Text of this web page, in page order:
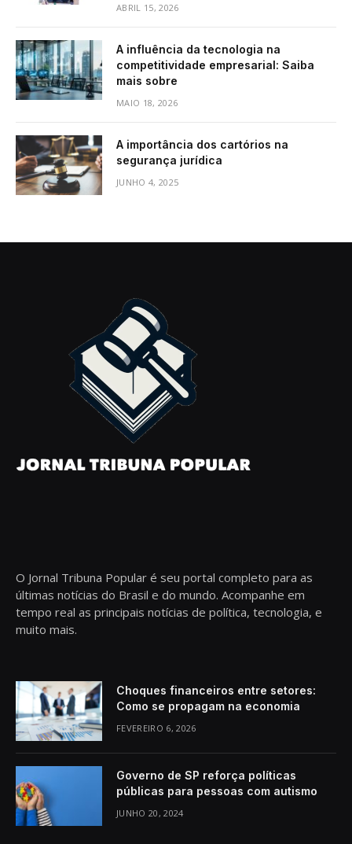
ABRIL 15, 2026
A influência da tecnologia na
competitividade empresarial: Saiba
mais sobre
MAIO 18, 2026
A importância dos cartórios na
segurança jurídica
JUNHO 4, 2025
O Jornal Tribuna Popular é seu portal completo para as
últimas notícias do Brasil e do mundo. Acompanhe em
tempo real as principais notícias de política, tecnologia, e
muito mais.
Choques financeiros entre setores:
Como se propagam na economia
FEVEREIRO 6, 2026
Governo de SP reforça políticas
públicas para pessoas com autismo
JUNHO 20, 2024